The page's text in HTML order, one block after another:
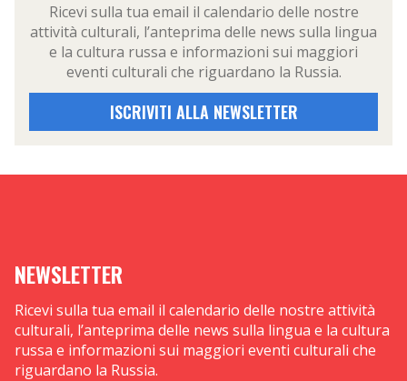
Ricevi sulla tua email il calendario delle nostre
attività culturali, l’anteprima delle news sulla lingua
e la cultura russa e informazioni sui maggiori
eventi culturali che riguardano la Russia.
ISCRIVITI ALLA NEWSLETTER
NEWSLETTER
Ricevi sulla tua email il calendario delle nostre attività
culturali, l’anteprima delle news sulla lingua e la cultura
russa e informazioni sui maggiori eventi culturali che
riguardano la Russia.